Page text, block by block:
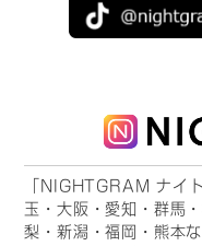
「NIGHTGRAM ナイ
玉・大阪・愛知・群馬
梨・新潟・福岡・熊本